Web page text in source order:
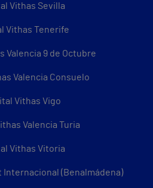
Vithas Sevilla
Vithas Tenerife
Valencia 9 de Octubre
Valencia Consuelo
Vithas Vigo
Valencia Turia
Vithas Vitoria
Internacional (Benalmádena)